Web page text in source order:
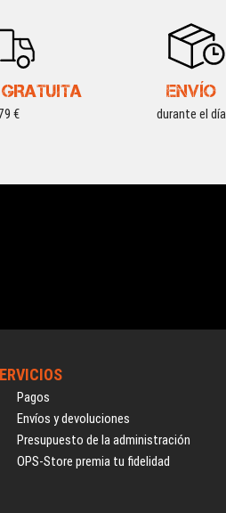
€
ENVÍO
durante el día
Pagos
Envíos y devoluciones
Presupuesto de la administración
OPS-Store premia tu fidelidad